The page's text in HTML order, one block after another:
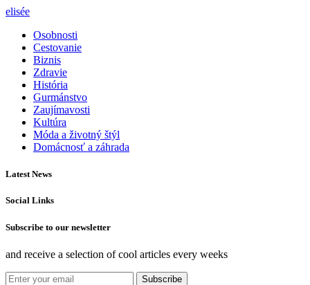
elisée
Osobnosti
Cestovanie
Biznis
Zdravie
História
Gurmánstvo
Zaujímavosti
Kultúra
Móda a životný štýl
Domácnosť a záhrada
Latest News
Social Links
Subscribe to our newsletter
and receive a selection of cool articles every weeks
Subscribe